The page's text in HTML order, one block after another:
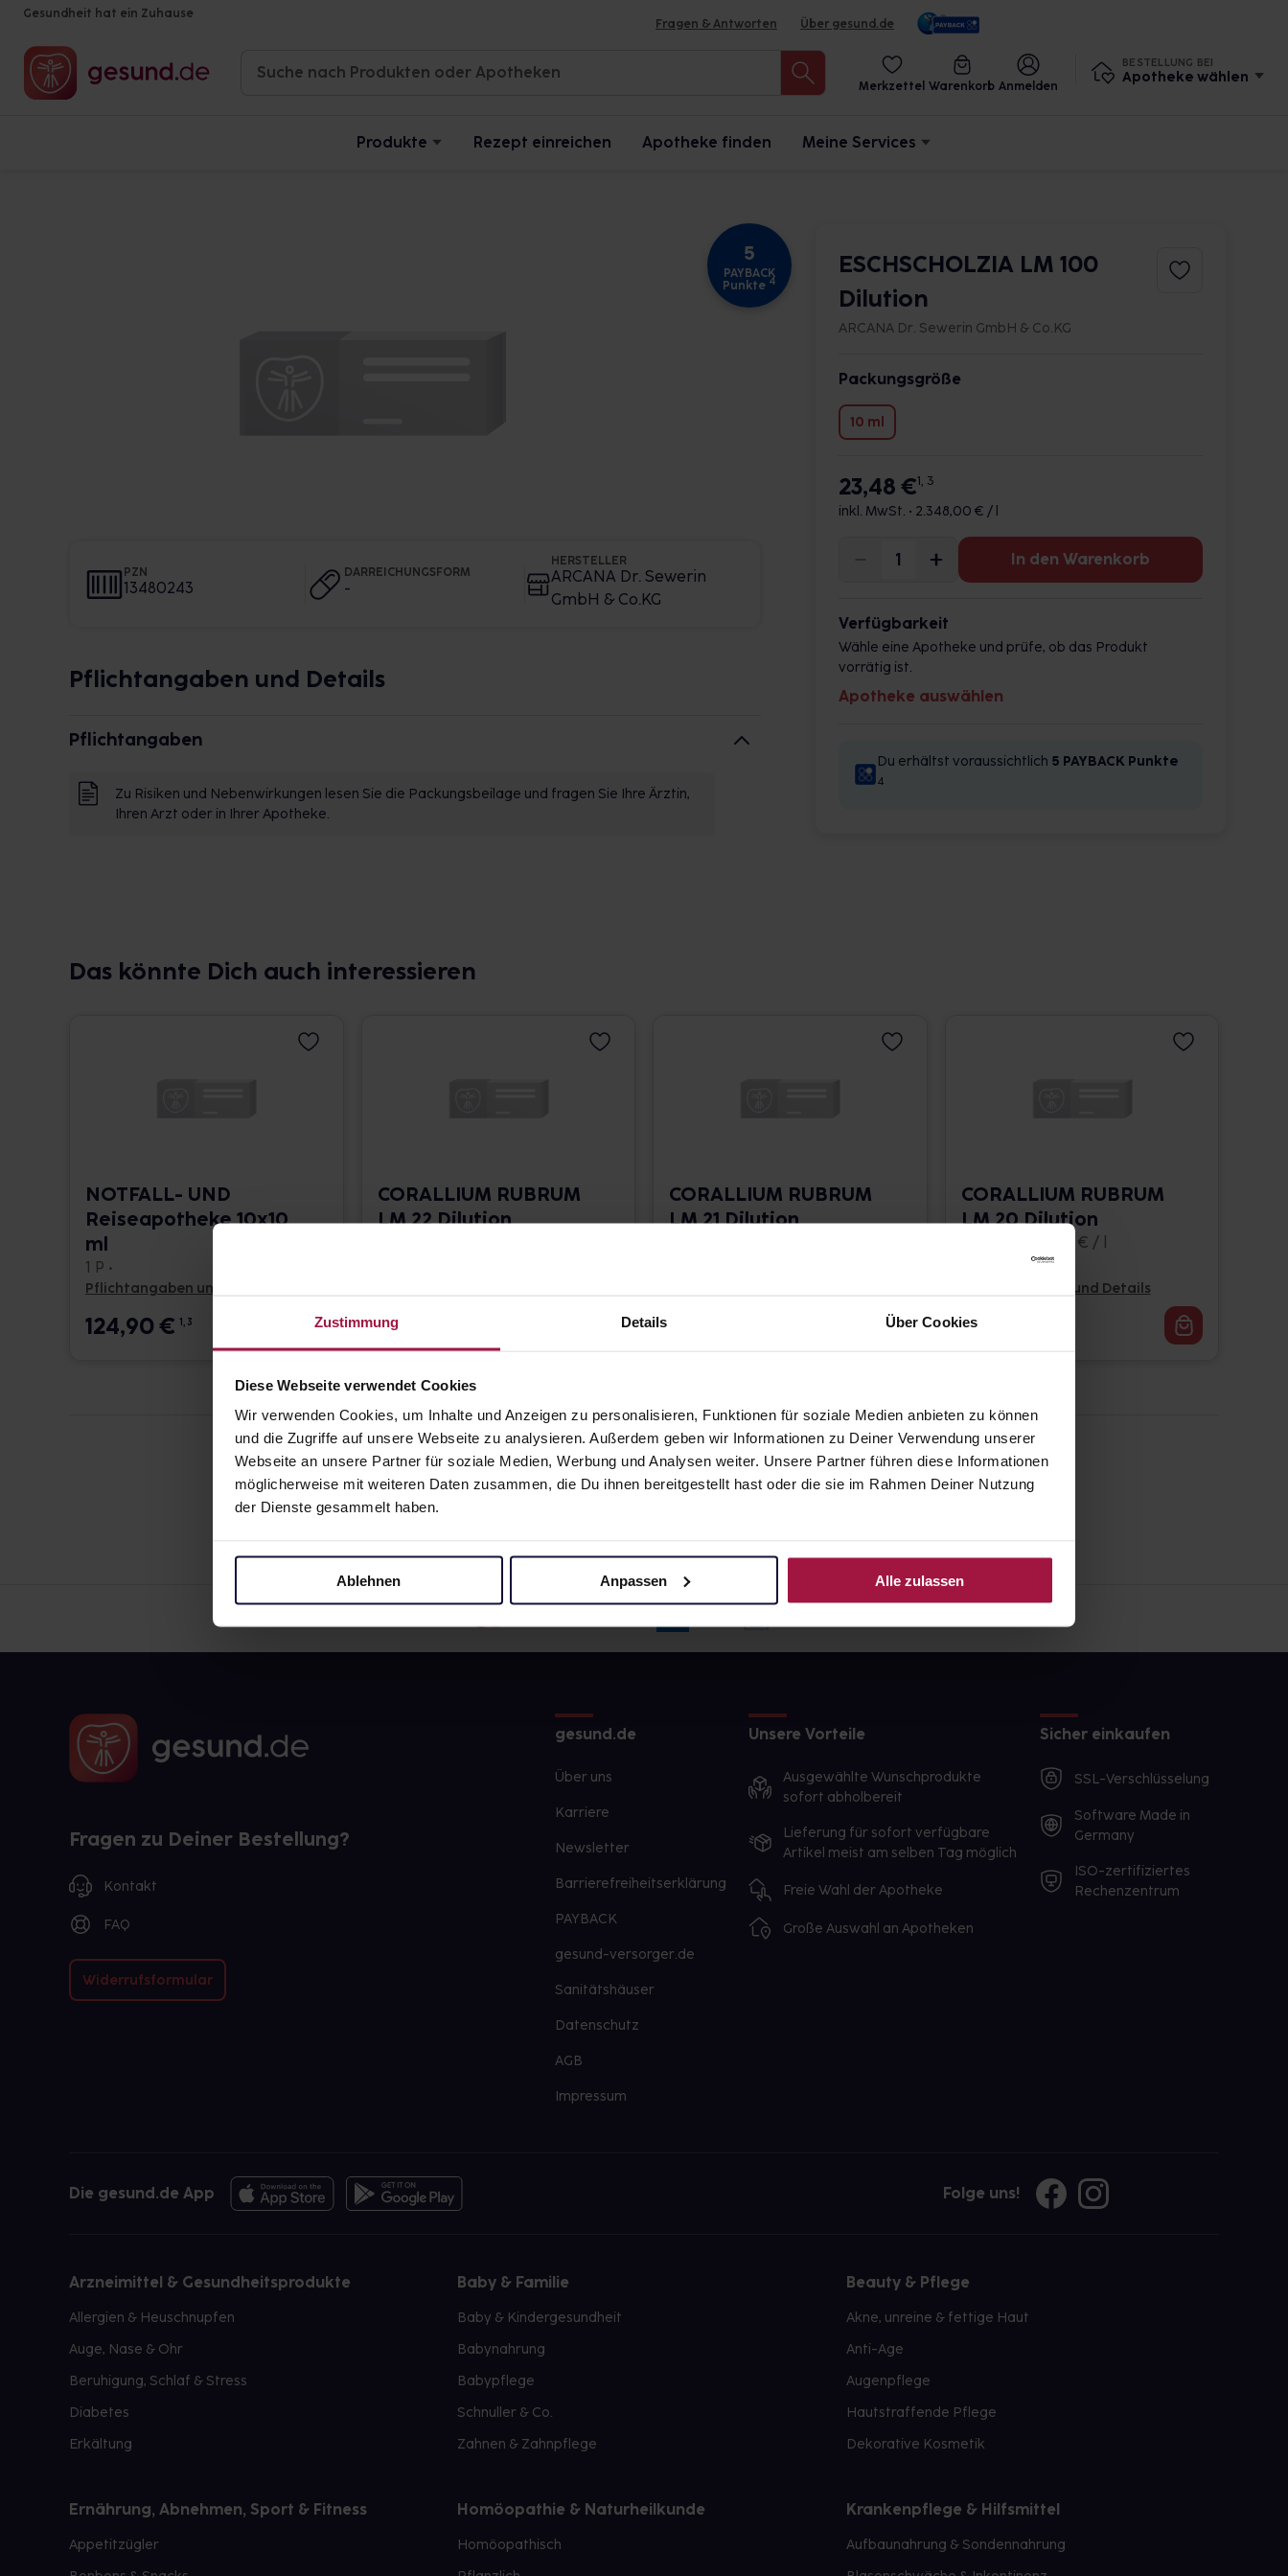
Zustimmung Details Über Cookies
Diese Webseite verwendet Cookies
Wir verwenden Cookies, um Inhalte und Anzeigen zu personalisieren, Funktionen für soziale Medien anbieten zu können
und die Zugriffe auf unsere Webseite zu analysieren. Außerdem geben wir Informationen zu Deiner Verwendung unserer
Webseite an unsere Partner für soziale Medien, Werbung und Analysen weiter. Unsere Partner führen diese Informationen
möglicherweise mit weiteren Daten zusammen, die Du ihnen bereitgestellt hast oder die sie im Rahmen Deiner Nutzung
der Dienste gesammelt haben.
Ablehnen Anpassen Alle zulassen
Gesundheit hat ein Zuhause
Fragen & Antworten Über gesund.de
Merkzettel Warenkorb Anmelden
BESTELLUNG BEI
Apotheke wählen
Produkte Rezept einreichen Apotheke finden Meine Services
5
PAYBACK
Punkte 4
PZN
13480243
DARREICHUNGSFORM
-
HERSTELLER
ARCANA Dr. Sewerin
GmbH & Co.KG
Pflichtangaben und Details
Pflichtangaben
Zu Risiken und Nebenwirkungen lesen Sie die Packungsbeilage und fragen Sie Ihre Ärztin,
Ihren Arzt oder in Ihrer Apotheke.
ESCHSCHOLZIA LM 100
Dilution
ARCANA Dr. Sewerin GmbH & Co.KG
Packungsgröße
10 ml
23,48 €1, 3
inkl. MwSt. • 2.348,00 € / l
In den Warenkorb
Verfügbarkeit
Wähle eine Apotheke und prüfe, ob das Produkt
vorrätig ist.
Apotheke auswählen
Du erhältst voraussichtlich 5 PAYBACK Punkte
4
Das könnte Dich auch interessieren
NOTFALL- UND
Reiseapotheke 10x10
ml
1 P •
Pflichtangaben und Details
124,90€ 1, 3
CORALLIUM RUBRUM
LM 22 Dilution
17,66
CORALLIUM RUBRUM
LM 21 Dilution
CORALLIUM RUBRUM
LM 20 Dilution
10 ml • 1.662,00 € / l
Pflichtangaben und Details
16,62
Fragen zu Deiner Bestellung?
Kontakt
FAQ
Widerrufsformular
gesund.de
Über uns
Karriere
Newsletter
Barrierefreiheitserklärung
PAYBACK
gesund-versorger.de
Sanitätshäuser
Datenschutz
AGB
Impressum
Unsere Vorteile
Ausgewählte Wunschprodukte
sofort abholbereit
Lieferung für sofort verfügbare
Artikel meist am selben Tag möglich
Freie Wahl der Apotheke
Große Auswahl an Apotheken
Sicher einkaufen
SSL-Verschlüsselung
Software Made in
Germany
ISO-zertifiziertes
Rechenzentrum
Die gesund.de App Folge uns!
Arzneimittel & Gesundheitsprodukte
Allergien & Heuschnupfen
Auge, Nase & Ohr
Beruhigung, Schlaf & Stress
Diabetes
Erkältung
Baby & Familie
Baby & Kindergesundheit
Babynahrung
Babypflege
Schnuller & Co.
Zahnen & Zahnpflege
Beauty & Pflege
Akne, unreine & fettige Haut
Anti-Age
Augenpflege
Hautstraffende Pflege
Dekorative Kosmetik
Ernährung, Abnehmen, Sport & Fitness
Appetitzügler
Homöopathie & Naturheilkunde
Homöopathisch
Krankenpflege & Hilfsmittel
Aufbaunahrung & Sondennahrung